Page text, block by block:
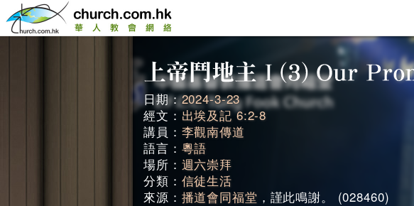
日期：2024-3-23
經文：出埃及記 6:2-8
講員： 李觀南傳道
語言： 粵語
場所： 週六崇拜
分類： 信徒生活
來源： 播道會同福堂 ，謹此鳴謝。 (028460)